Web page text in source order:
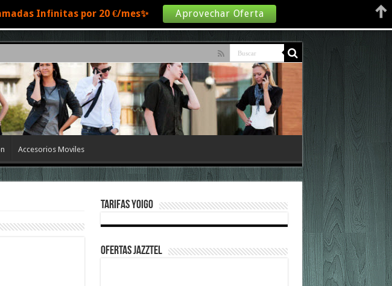
Accesorios Moviles
Tarifas Yoigo
Ofertas Jazztel
Infinitas por 20 €/mes✨ Aprovechar Oferta